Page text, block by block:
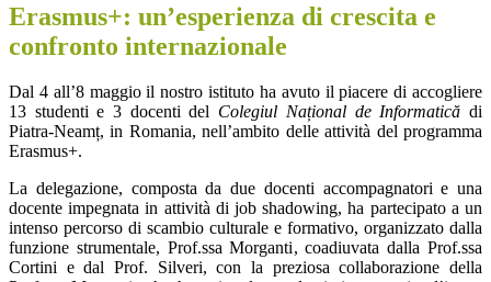
Erasmus+: un’esperienza di crescita e
confronto internazionale
Dal 4 all’8 maggio il nostro istituto ha avuto il piacere di accogliere
13 studenti e 3 docenti del Colegiul Național de Informatică di
Piatra-Neamț, in Romania, nell’ambito delle attività del programma
Erasmus+.
La delegazione, composta da due docenti accompagnatori e una
docente impegnata in attività di job shadowing, ha partecipato a un
intenso percorso di scambio culturale e formativo, organizzato dalla
funzione strumentale, Prof.ssa Morganti, coadiuvata dalla Prof.ssa
Cortini e dal Prof. Silveri, con la preziosa collaborazione della